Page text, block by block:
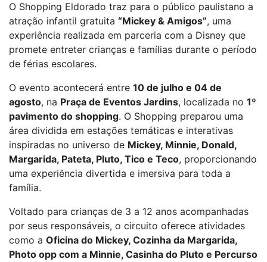
O Shopping Eldorado traz para o público paulistano a
atração infantil gratuita “Mickey & Amigos”, uma
experiência realizada em parceria com a Disney que
promete entreter crianças e famílias durante o período
de férias escolares.
O evento acontecerá entre 10 de julho e 04 de
agosto, na Praça de Eventos Jardins, localizada no 1º
pavimento do shopping. O Shopping preparou uma
área dividida em estações temáticas e interativas
inspiradas no universo de Mickey, Minnie, Donald,
Margarida, Pateta, Pluto, Tico e Teco, proporcionando
uma experiência divertida e imersiva para toda a
família.
Voltado para crianças de 3 a 12 anos acompanhadas
por seus responsáveis, o circuito oferece atividades
como a Oficina do Mickey, Cozinha da Margarida,
Photo opp com a Minnie, Casinha do Pluto e Percurso